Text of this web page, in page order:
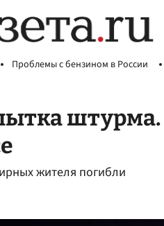
Проблемы с бензином в России
штурма.
жителя погибли